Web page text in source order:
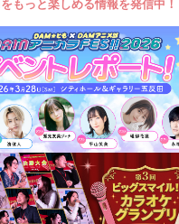
ラオケ歌い放題！
と一緒に！練習にも！
もっと楽しめる情報を発信中！